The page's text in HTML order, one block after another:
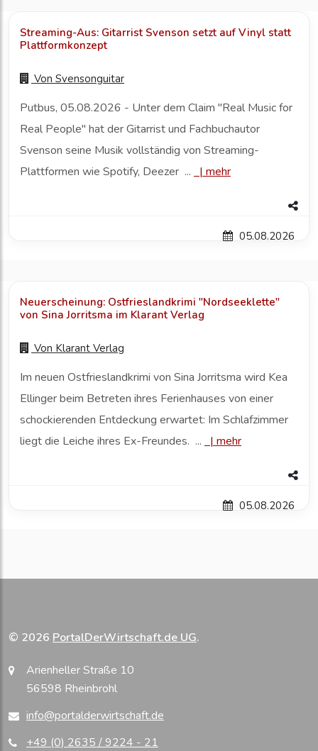
Streaming-Aus: Gitarrist Svenson setzt auf Vinyl statt
Plattformkonzept
Von Svensonguitar
Putbus, 05.08.2026 - Unter dem Claim "Real Music for
Real People" hat der Gitarrist und Fachbuchautor
Svenson seine Musik vollständig von Streaming-
Plattformen wie Spotify, Deezer ...
| mehr
05.08.2026
Neuerscheinung: Ostfrieslandkrimi "Nordseeklette"
von Sina Jorritsma im Klarant Verlag
Von Klarant Verlag
Im neuen Ostfrieslandkrimi von Sina Jorritsma wird Kea
Ellinger beim Betreten ihres Ferienhauses von einer
schockierenden Entdeckung erwartet: Im Schlafzimmer
liegt die Leiche ihres Ex-Freundes. ...
| mehr
05.08.2026
© 2026 PortalDerWirtschaft.de UG.
Arienheller Straße 10
56598 Rheinbrohl
info@portalderwirtschaft.de
+49 (0) 2635 / 9224 - 21